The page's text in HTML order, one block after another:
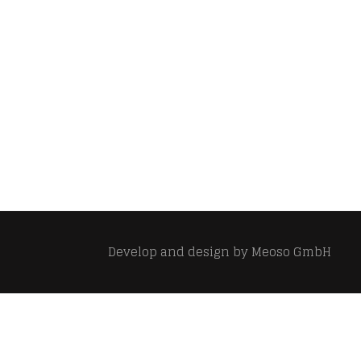
Develop and design byMeoso GmbH